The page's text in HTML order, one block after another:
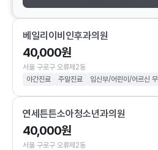
베일리이비인후과의원
40,000원
서울 구로구 오류제2동
야간진료
주말진료 임신부/어린이/어르신
연세튼튼소아청소년과의원
40,000원
서울 구로구 오류제2동